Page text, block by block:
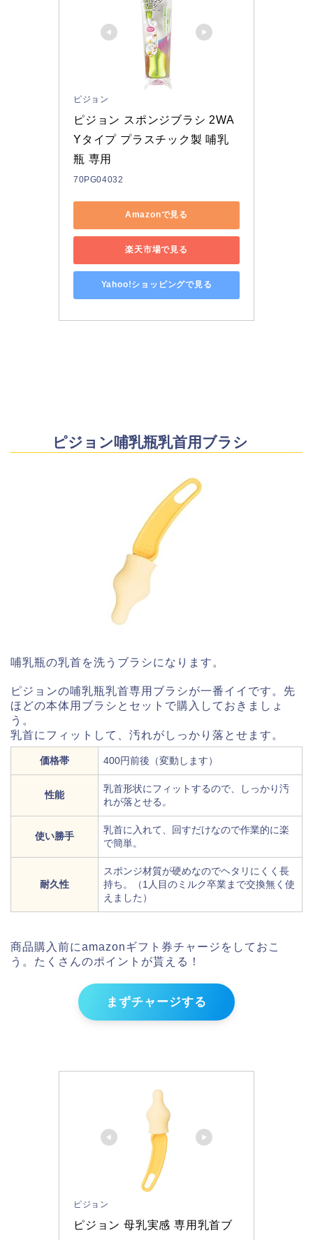
ピジョン
ピジョン スポンジブラシ 2WA
Yタイプ プラスチック製 哺乳
瓶 専用
70PG04032
Amazonで見る
楽天市場で見る
Yahoo!ショッピングで見る
ピジョン哺乳瓶乳首用ブラシ
哺乳瓶の乳首を洗うブラシになります。
ピジョンの哺乳瓶乳首専用ブラシが一番イイです。先
ほどの本体用ブラシとセットで購入しておきましょ
う。
乳首にフィットして、汚れがしっかり落とせます。
価格帯 400円前後（変動します）
性能
乳首形状にフィットするので、しっかり汚
れが落とせる。
使い勝手
乳首に入れて、回すだけなので作業的に楽
で簡単。
耐久性
スポンジ材質が硬めなのでヘタリにくく長
持ち。（1人目のミルク卒業まで交換無く使
えました）
商品購入前にamazonギフト券チャージをしておこ
う。たくさんのポイントが貰える！
まずチャージする
ピジョン
ピジョン 母乳実感 専用乳首ブ